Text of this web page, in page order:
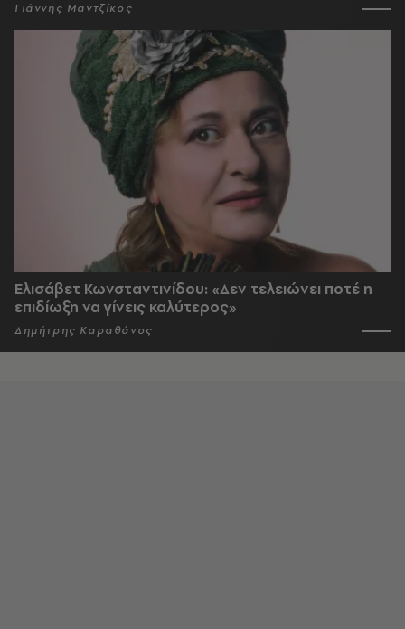
Γιάννης Μαντζίκος
Ελισάβετ Κωνσταντινίδου: «Δεν τελειώνει ποτέ η
επιδίωξη να γίνεις καλύτερος»
Δημήτρης Καραθάνος